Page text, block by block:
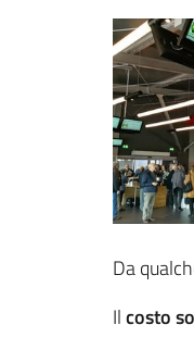
Da
Ilcosto